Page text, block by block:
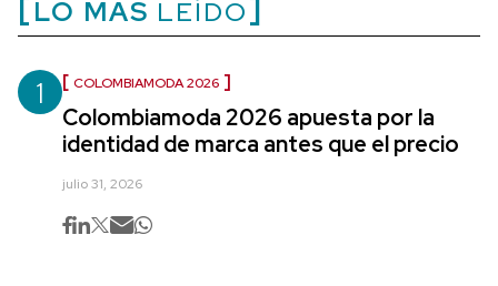
LO MÁS LEÍDO
1 COLOMBIAMODA 2026
Colombiamoda 2026 apuesta por la
identidad de marca antes que el precio
julio 31, 2026